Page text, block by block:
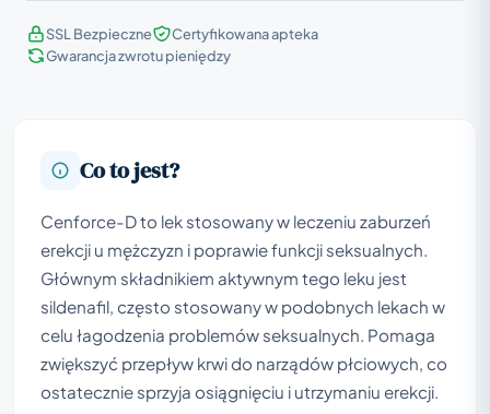
SSL Bezpieczne
Certyfikowana apteka
Gwarancja zwrotu pieniędzy
Co to jest?
Cenforce-D to lek stosowany w leczeniu zaburzeń
erekcji u mężczyzn i poprawie funkcji seksualnych.
Głównym składnikiem aktywnym tego leku jest
sildenafil, często stosowany w podobnych lekach w
celu łagodzenia problemów seksualnych. Pomaga
zwiększyć przepływ krwi do narządów płciowych, co
ostatecznie sprzyja osiągnięciu i utrzymaniu erekcji.